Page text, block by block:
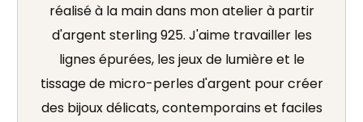
réalisé à la main dans mon atelier à partir
d'argent sterling 925. J'aime travailler les
lignes épurées, les jeux de lumière et le
tissage de micro-perles d'argent pour créer
des bijoux délicats, contemporains et faciles